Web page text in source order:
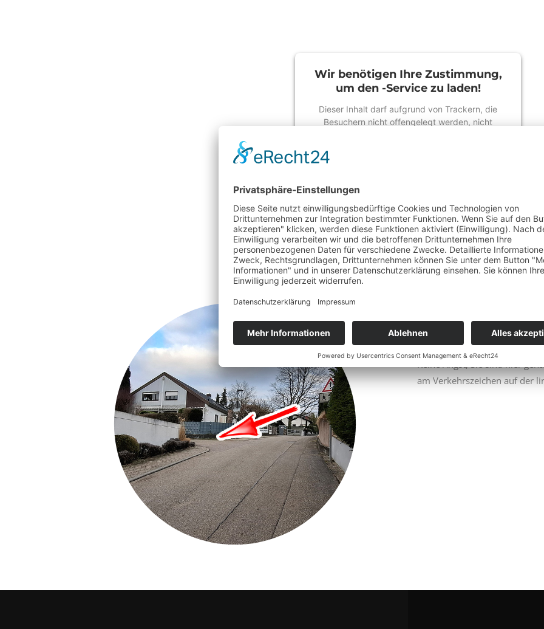
Wir benötigen Ihre Zustimmung,
um den -Service zu laden!
Dieser Inhalt darf aufgrund von Trackern, die
Besuchern nicht offengelegt werden, nicht
Inhalt zur Liste der verwendeten Technologien
powered by
Platform&eRecht24
Wenn Sie den Windener
geht es links hinein auf ein
Keine Angst, Sie sind hier
am Verkehrszeichen auf der